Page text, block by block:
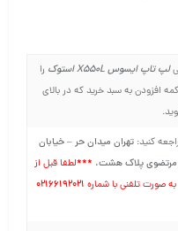
لپ تاپ ایسوس X550L استوک
را
افزودن به سبد خرید که در بالای
کنید: تهران میدان حر – خیابان
مرتضوی پلاک هشت.
***لطفا قبل از
صورت تلفنی با شماره ۰۲۱۶۶۱۹۲۰۲۱